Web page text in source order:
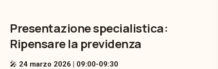
Presentazione specialistica:
Ripensare la previdenza
🎤 24 marzo 2026 | 09:00-09:30